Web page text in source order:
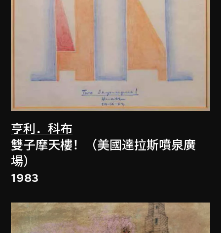
亨利．科布
雙子摩天樓！（美國達拉斯噴泉廣
場）
1983